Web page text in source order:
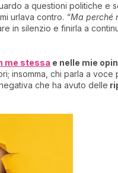
a questioni politiche e
mi urlava contro. “Ma perché
in silenzio e finirla a
me stessa e nelle mie
insomma, chi parla a voce
che ha avuto delle